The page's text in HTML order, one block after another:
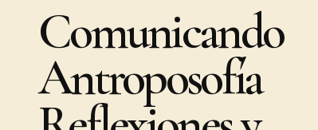
Comunicando
Antroposofía